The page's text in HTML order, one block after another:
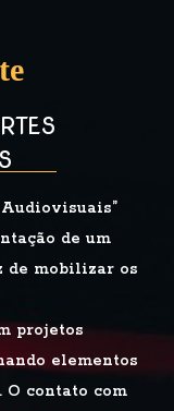
de um
de mobilizar os
projetos
elementos
O contato com